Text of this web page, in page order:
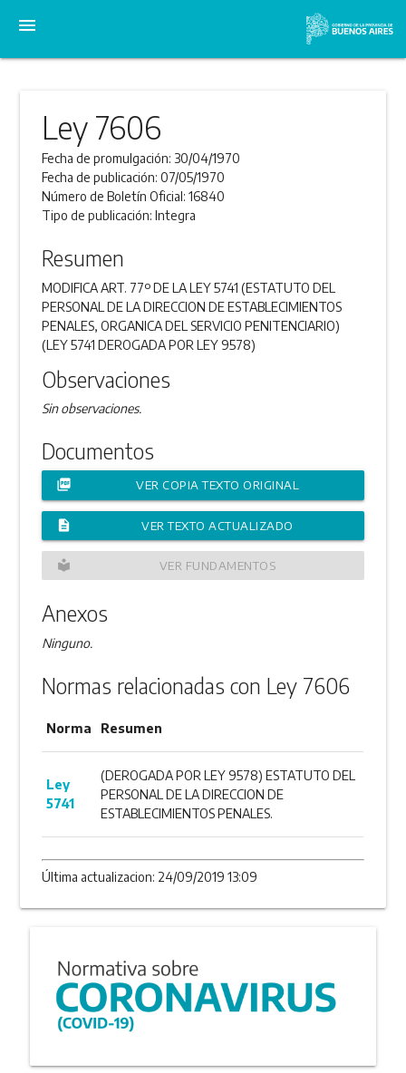
menu
Ley 7606
Fecha de promulgación: 30/04/1970
Fecha de publicación:07/05/1970
Número de Boletín Oficial:16840
Tipo de publicación:Integra
Resumen
MODIFICA ART. 77º DE LA LEY 5741 (ESTATUTO DEL
PERSONAL DE LA DIRECCION DE ESTABLECIMIENTOS
PENALES, ORGANICA DEL SERVICIO PENITENCIARIO)
(LEY 5741 DEROGADA POR LEY 9578)
Observaciones
Sin observaciones.
Documentos
picture_as_pdf VER COPIA TEXTO ORIGINAL
description VER TEXTO ACTUALIZADO
local_library VER FUNDAMENTOS
Anexos
Ninguno.
Normas relacionadas con Ley 7606
Norma Resumen
Ley
5741
(DEROGADA POR LEY 9578) ESTATUTO DEL
PERSONAL DE LA DIRECCION DE
ESTABLECIMIENTOS PENALES.
Última actualizacion: 24/09/2019 13:09